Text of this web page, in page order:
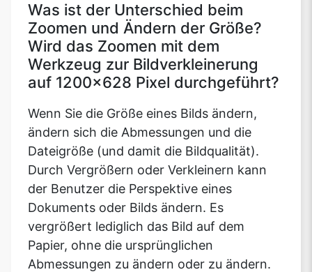
Was ist der Unterschied beim
Zoomen und Ändern der Größe?
Wird das Zoomen mit dem
Werkzeug zur Bildverkleinerung
auf 1200x628 Pixel durchgeführt?
Wenn Sie die Größe eines Bilds ändern,
ändern sich die Abmessungen und die
Dateigröße (und damit die Bildqualität).
Durch Vergrößern oder Verkleinern kann
der Benutzer die Perspektive eines
Dokuments oder Bilds ändern. Es
vergrößert lediglich das Bild auf dem
Papier, ohne die ursprünglichen
Abmessungen zu ändern oder zu ändern.